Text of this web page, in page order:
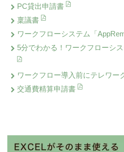
PC貸出申請書
稟議書
ワークフローシステム「
5分でわかる！ワークフローシ
ワークフロー導入前にテレワー
交通費精算申請書